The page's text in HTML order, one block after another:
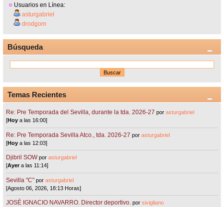
Usuarios en Línea:
asturgabriel
drodgom
Búsqueda
Temas Recientes
Re: Pre Temporada del Sevilla, durante la tda. 2026-27 porasturgabriel
[Hoy a las 16:00]
Re: Pre Temporada Sevilla Atco., tda. 2026-27 porasturgabriel
[Hoy a las 12:03]
Djibril SOW porasturgabriel
[Ayera las 11:14]
Sevilla "C"porasturgabriel
[Agosto 06, 2026, 18:13 Horas]
JOSÉ IGNACIO NAVARRO. Director deportivo. porsivigliano